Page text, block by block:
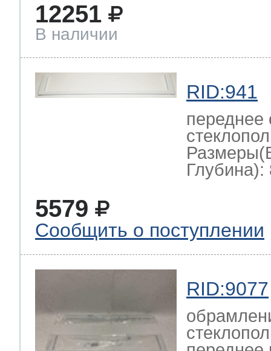
12251
В наличии
RID:941
Глубина):
5579
Сообщить о поступлении
RID:9077